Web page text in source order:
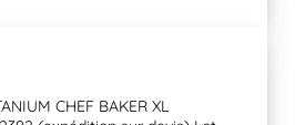
CHEF BAKER XL